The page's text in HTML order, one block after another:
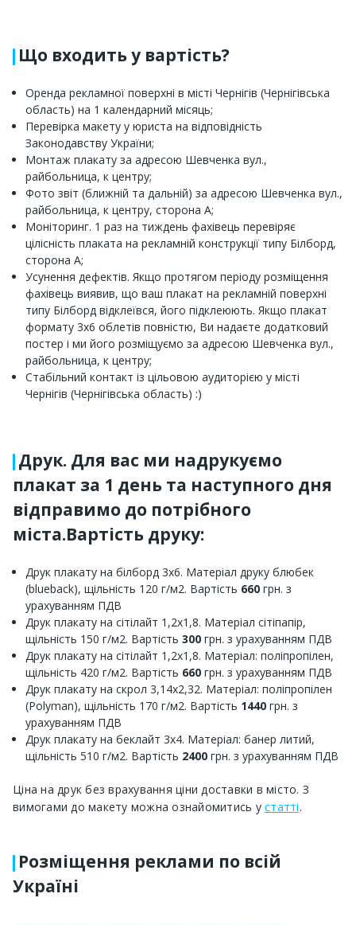
Що входить у вартість?
Оренда рекламної поверхні в місті Чернігів (Чернігівська
область) на 1 календарний місяць;
Перевірка макету у юриста на відповідність
Законодавству України;
Монтаж плакату за адресою Шевченка вул.,
райбольница, к центру;
Фото звіт (ближній та дальній) за адресою Шевченка вул.,
райбольница, к центру, сторона A;
Моніторинг. 1 раз на тиждень фахівець перевіряє
цілісність плаката на рекламній конструкції типу Білборд,
сторона A;
Усунення дефектів. Якщо протягом періоду розміщення
фахівець виявив, що ваш плакат на рекламній поверхні
типу Білборд відклеївся, його підклеюють. Якщо плакат
формату 3x6 облетів повністю, Ви надаєте додатковий
постер і ми його розміщуємо за адресою Шевченка вул.,
райбольница, к центру;
Стабільний контакт із цільовою аудиторією у місті
Чернігів (Чернігівська область) :)
Друк. Для вас ми надрукуємо
плакат за 1 день та наступного дня
відправимо до потрібного
міста.Вартість друку:
Друк плакату на білборд 3х6. Матеріал друку блюбек
(blueback), щільність 120 г/м2. Вартість 660 грн. з
урахуванням ПДВ
Друк плакату на сітілайт 1,2х1,8. Матеріал сітіпапір,
щільність 150 г/м2. Вартість 300 грн. з урахуванням ПДВ
Друк плакату на сітілайт 1,2х1,8. Матеріал: поліпропілен,
щільність 420 г/м2. Вартість 660 грн. з урахуванням ПДВ
Друк плакату на скрол 3,14х2,32. Матеріал: поліпропілен
(Polyman), щільність 170 г/м2. Вартість 1440 грн. з
урахуванням ПДВ
Друк плакату на беклайт 3х4. Матеріал: банер литий,
щільність 510 г/м2. Вартість 2400 грн. з урахуванням ПДВ
Ціна на друк без врахування ціни доставки в місто. З
вимогами до макету можна ознайомитись у статті.
Розміщення реклами по всій
Україні